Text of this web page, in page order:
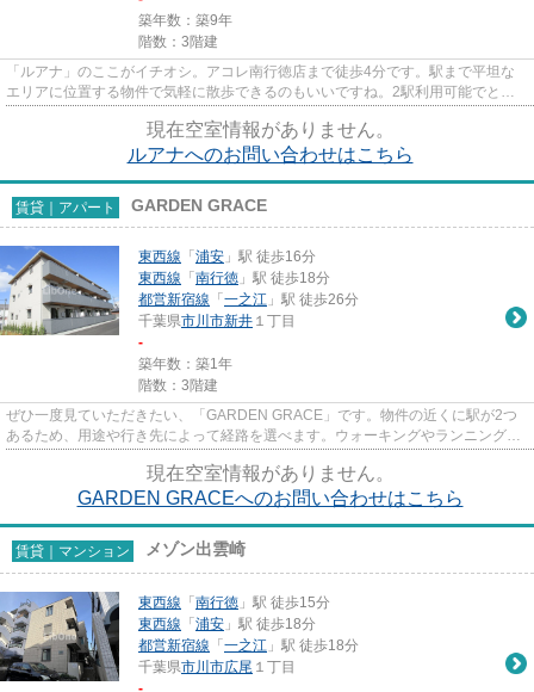
築年数：築9年
階数：3階建
「ルアナ」のここがイチオシ。アコレ南行徳店まで徒歩4分です。駅まで平坦な
エリアに位置する物件で気軽に散歩できるのもいいですね。2駅利用可能でとて
現在空室情報がありません。
ルアナへのお問い合わせはこちら
賃貸｜アパート GARDEN GRACE
東西線 「 浦安 」駅 徒歩16分
東西線 「 南行徳 」駅 徒歩18分
都営新宿線 「 一之江 」駅 徒歩26分
千葉県市川市新井 １丁目
-
築年数：築1年
階数：3階建
ぜひ一度見ていただきたい、「GARDEN GRACE」です。物件の近くに駅が2つ
あるため、用途や行き先によって経路を選べます。ウォーキングやランニングが
現在空室情報がありません。
GARDEN GRACEへのお問い合わせはこちら
賃貸｜マンション メゾン出雲崎
東西線 「 南行徳 」駅 徒歩15分
東西線 「 浦安 」駅 徒歩18分
都営新宿線 「 一之江 」駅 徒歩18分
千葉県市川市広尾 １丁目
-